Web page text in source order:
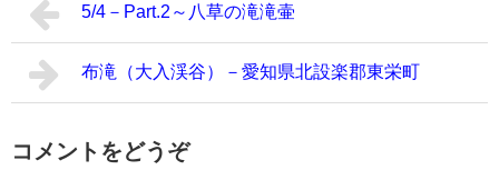
5/4－Part.2～八草の滝滝壷
布滝（大入渓谷）－愛知県北設楽郡東栄町
コメントをどうぞ